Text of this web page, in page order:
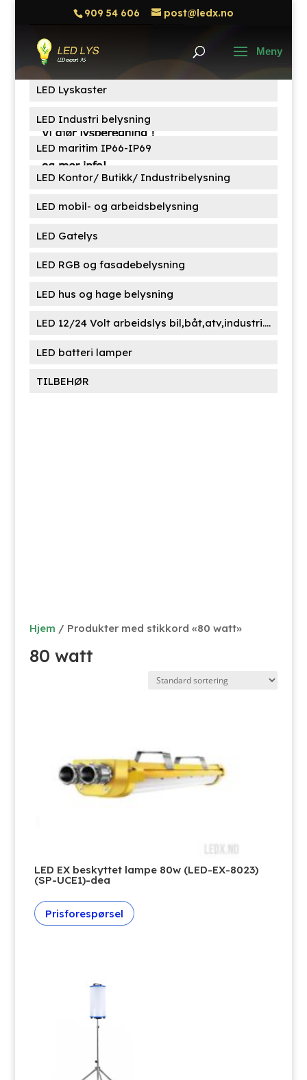
909 54 606 post@ledx.no
etter:
Produktkategorier
LED Lyskaster
LED Industri belysning
LED maritim IP66-IP69
LED Kontor/ Butikk/ Industribelysning
LED mobil- og arbeidsbelysning
LED Gatelys
LED RGB og fasadebelysning
LED hus og hage belysning
LED 12/24 Volt arbeidslys bil,båt,atv,industri....
LED batteri lamper
TILBEHØR
Hjem / Produkter med stikkord «80 watt»
80 watt
LED EX beskyttet lampe 80w (LED-EX-8023)
(SP-UCE1)-dea
Prisforespørsel